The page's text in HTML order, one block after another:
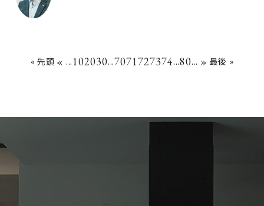
« 先頭 « ...102030...7071727374...80... » 最後 »